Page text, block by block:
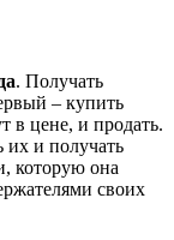
. Получать
– купить
в цене, и продать.
их и получать
которую она
своих